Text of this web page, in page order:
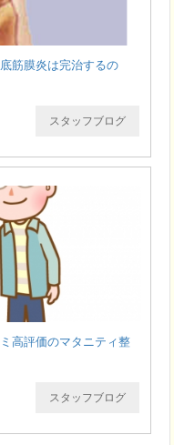
筋膜炎は完治するの
スタッフブログ
高評価のマタニティ整
スタッフブログ